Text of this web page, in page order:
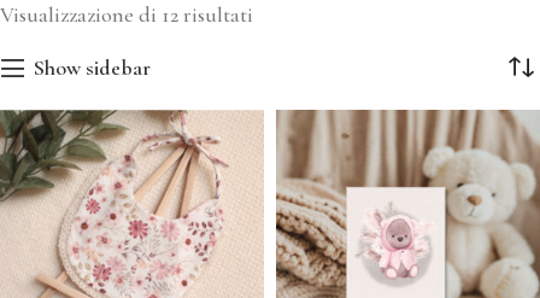
Visualizzazione di 12 risultati
Show sidebar